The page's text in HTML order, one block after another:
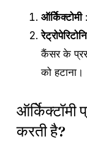
ऑर्किेक्टोमी:
कैंसर के
को हटाना।
ऑर्किेक्टॉमी
करती है?